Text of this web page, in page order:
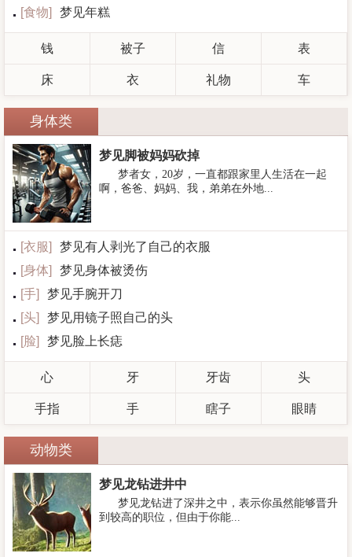
[食物] 梦见年糕
钱 被子 信 表
床 衣 礼物 车
身体类
梦见脚被妈妈砍掉
梦者女，20岁，一直都跟家里人生活在一起
啊，爸爸、妈妈、我，弟弟在外地...
[衣服]
梦见有人剥光了自己的衣服
[身体]
梦见身体被烫伤
[手]
梦见手腕开刀
[头]
梦见用镜子照自己的头
[脸] 梦见脸上长痣
心 牙 牙齿 头
手指 手 瞎子 眼睛
动物类
梦见龙钻进井中
梦见龙钻进了深井之中，表示你虽然能够晋升
到较高的职位，但由于你能...